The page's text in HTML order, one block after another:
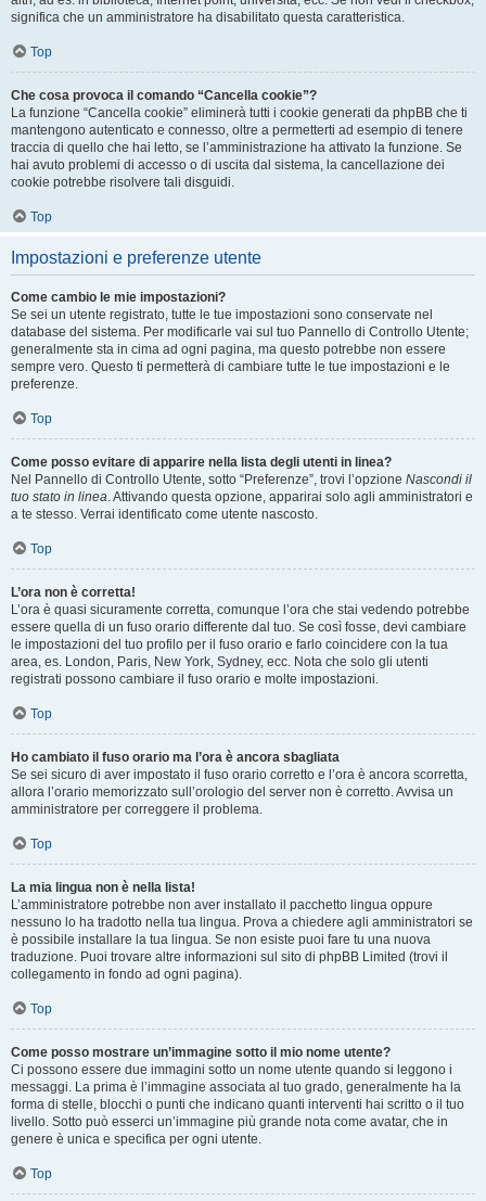
significa che un amministratore ha disabilitato questa caratteristica.
Top
Che cosa provoca il comando “Cancella cookie”?
La funzione “Cancella cookie” eliminerà tutti i cookie generati da phpBB che ti
mantengono autenticato e connesso, oltre a permetterti ad esempio di tenere
traccia di quello che hai letto, se l’amministrazione ha attivato la funzione. Se
hai avuto problemi di accesso o di uscita dal sistema, la cancellazione dei
cookie potrebbe risolvere tali disguidi.
Top
Impostazioni e preferenze utente
Come cambio le mie impostazioni?
Se sei un utente registrato, tutte le tue impostazioni sono conservate nel
database del sistema. Per modificarle vai sul tuo Pannello di Controllo Utente;
generalmente sta in cima ad ogni pagina, ma questo potrebbe non essere
sempre vero. Questo ti permetterà di cambiare tutte le tue impostazioni e le
preferenze.
Top
Come posso evitare di apparire nella lista degli utenti in linea?
Nel Pannello di Controllo Utente, sotto “Preferenze”, trovi l’opzione Nascondi il
tuo stato in linea. Attivando questa opzione, apparirai solo agli amministratori e
a te stesso. Verrai identificato come utente nascosto.
Top
L’ora non è corretta!
L’ora è quasi sicuramente corretta, comunque l’ora che stai vedendo potrebbe
essere quella di un fuso orario differente dal tuo. Se così fosse, devi cambiare
le impostazioni del tuo profilo per il fuso orario e farlo coincidere con la tua
area, es. London, Paris, New York, Sydney, ecc. Nota che solo gli utenti
registrati possono cambiare il fuso orario e molte impostazioni.
Top
Ho cambiato il fuso orario ma l’ora è ancora sbagliata
Se sei sicuro di aver impostato il fuso orario corretto e l’ora è ancora scorretta,
allora l’orario memorizzato sull’orologio del server non è corretto. Avvisa un
amministratore per correggere il problema.
Top
La mia lingua non è nella lista!
L’amministratore potrebbe non aver installato il pacchetto lingua oppure
nessuno lo ha tradotto nella tua lingua. Prova a chiedere agli amministratori se
è possibile installare la tua lingua. Se non esiste puoi fare tu una nuova
traduzione. Puoi trovare altre informazioni sul sito di phpBB Limited (trovi il
collegamento in fondo ad ogni pagina).
Top
Come posso mostrare un’immagine sotto il mio nome utente?
Ci possono essere due immagini sotto un nome utente quando si leggono i
messaggi. La prima è l’immagine associata al tuo grado, generalmente ha la
forma di stelle, blocchi o punti che indicano quanti interventi hai scritto o il tuo
livello. Sotto può esserci un’immagine più grande nota come avatar, che in
genere è unica e specifica per ogni utente.
Top